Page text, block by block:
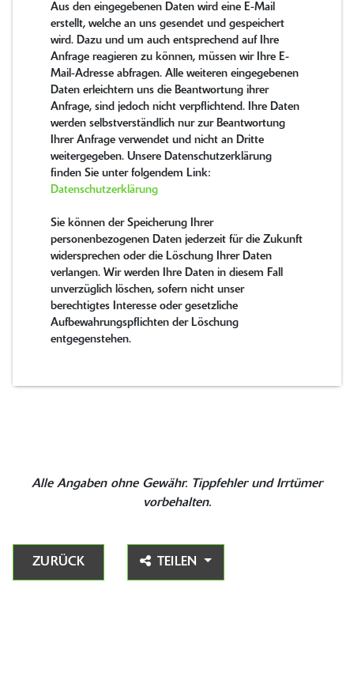
Aus den eingegebenen Daten wird eine E-Mail
erstellt, welche an uns gesendet und gespeichert
wird. Dazu und um auch entsprechend auf Ihre
Anfrage reagieren zu können, müssen wir Ihre E-
Mail-Adresse abfragen. Alle weiteren eingegebenen
Daten erleichtern uns die Beantwortung ihrer
Anfrage, sind jedoch nicht verpflichtend. Ihre Daten
werden selbstverständlich nur zur Beantwortung
Ihrer Anfrage verwendet und nicht an Dritte
weitergegeben. Unsere Datenschutzerklärung
finden Sie unter folgendem Link:
Datenschutzerklärung
Sie können der Speicherung Ihrer
personenbezogenen Daten jederzeit für die Zukunft
widersprechen oder die Löschung Ihrer Daten
verlangen. Wir werden Ihre Daten in diesem Fall
unverzüglich löschen, sofern nicht unser
berechtigtes Interesse oder gesetzliche
Aufbewahrungspflichten der Löschung
entgegenstehen.
Alle Angaben ohne Gewähr. Tippfehler und Irrtümer
vorbehalten.
ZURÜCK TEILEN